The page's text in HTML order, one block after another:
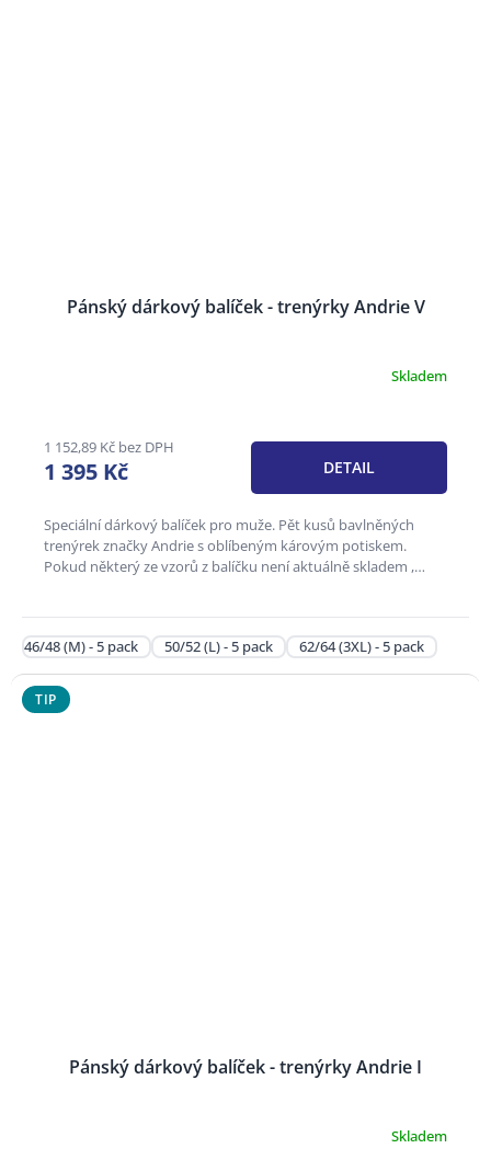
Pánský dárkový balíček - trenýrky Andrie V
je
3,6
z
hvězdiček.
Skladem
1 152,89 Kč bez DPH
1 395 Kč DETAIL
Speciální dárkový balíček pro muže. Pět kusů bavlněných
trenýrek značky Andrie s oblíbeným károvým potiskem.
Pokud některý ze vzorů z balíčku není aktuálně skladem ,
46/48 (M) - 5 pack 50/52 (L) - 5 pack 62/64 (3XL) - 5 pack
TIP
Pánský dárkový balíček - trenýrky Andrie I
Skladem